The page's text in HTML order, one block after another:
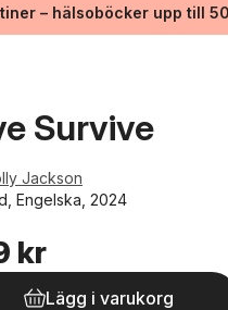
– hälsoböcker upp till
Survive
Jackson
Engelska, 2024
kr
Lägg i varukorg